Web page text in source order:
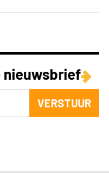
nieuwsbrief
VERSTUUR